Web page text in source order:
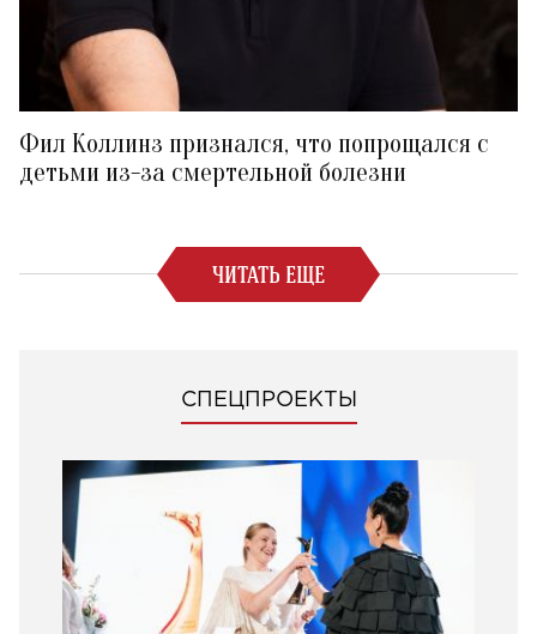
Фил Коллинз признался, что попрощался с
детьми из-за смертельной болезни
ЧИТАТЬ ЕЩЕ
СПЕЦПРОЕКТЫ